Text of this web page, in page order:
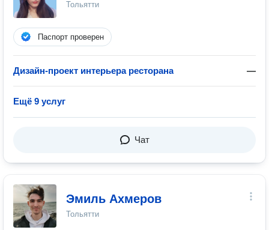
Тольятти
Паспорт проверен
Дизайн-проект интерьера ресторана —
Ещё 9 услуг
Чат
Эмиль Ахмеров
Тольятти